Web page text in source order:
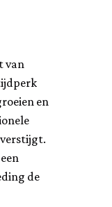
van
en
de